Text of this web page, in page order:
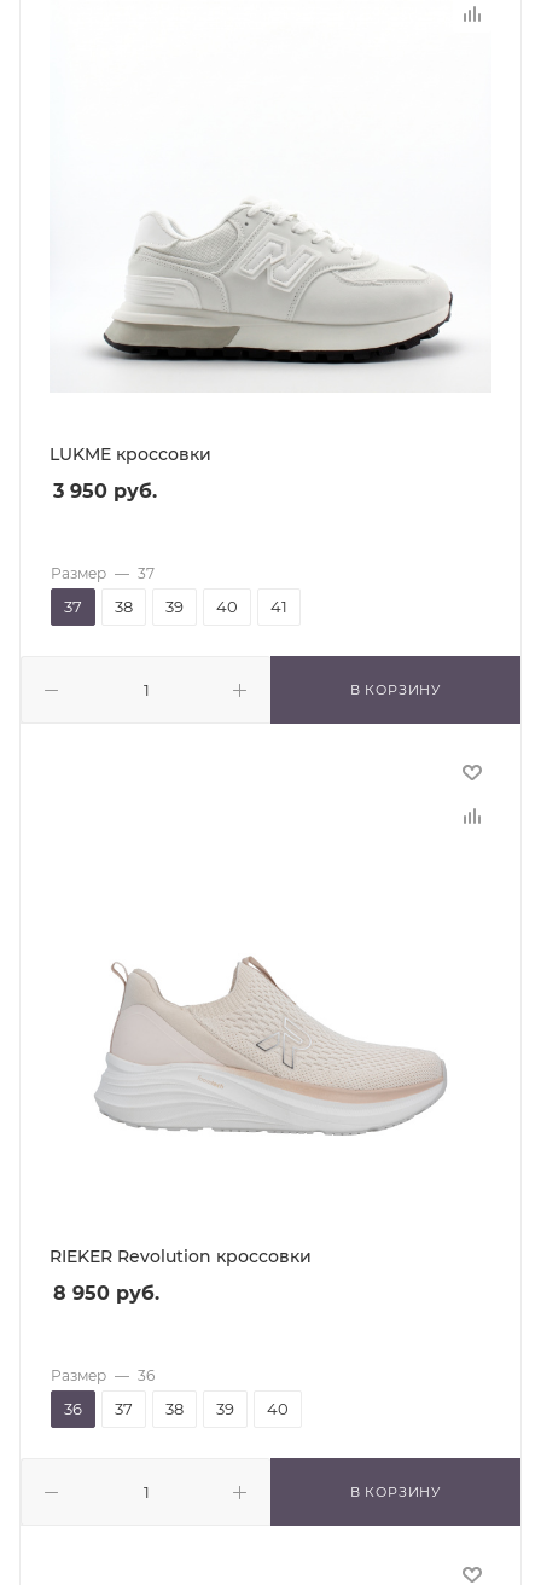
LUKME кроссовки
3 950 руб.
В КОРЗИНУ
Размер — 37
37 38 39 40 41
RIEKER Revolution кроссовки
8 950 руб.
В КОРЗИНУ
Размер — 36
36 37 38 39 40